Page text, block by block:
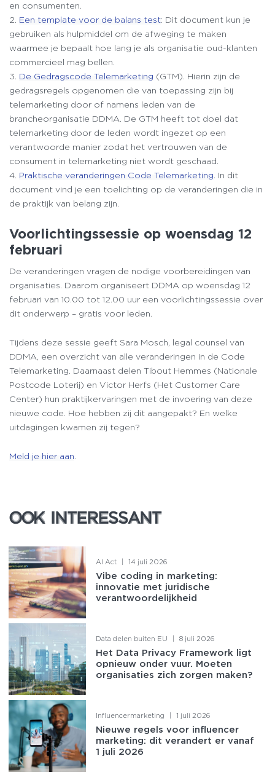
en consumenten.
2. Een template voor de balans test: Dit document kun je
gebruiken als hulpmiddel om de afweging te maken
waarmee je bepaalt hoe lang je als organisatie oud-klanten
commercieel mag bellen.
3. De Gedragscode Telemarketing (GTM). Hierin zijn de
gedragsregels opgenomen die van toepassing zijn bij
telemarketing door of namens leden van de
brancheorganisatie DDMA. De GTM heeft tot doel dat
telemarketing door de leden wordt ingezet op een
verantwoorde manier zodat het vertrouwen van de
consument in telemarketing niet wordt geschaad.
4. Praktische veranderingen Code Telemarketing . In dit
document vind je een toelichting op de veranderingen die in
de praktijk van belang zijn.
Voorlichtingssessie op woensdag 12
februari
De veranderingen vragen de nodige voorbereidingen van
organisaties. Daarom organiseert DDMA op woensdag 12
februari van 10.00 tot 12.00 uur een voorlichtingssessie over
dit onderwerp – gratis voor leden.
Tijdens deze sessie geeft Sara Mosch, legal counsel van
DDMA, een overzicht van alle veranderingen in de Code
Telemarketing. Daarnaast delen Tibout Hemmes (Nationale
Postcode Loterij) en Victor Herfs (Het Customer Care
Center) hun praktijkervaringen met de invoering van deze
nieuwe code. Hoe hebben zij dit aangepakt? En welke
uitdagingen kwamen zij tegen?
Meld je hier aan
OOK INTERESSANT
OOK INTERESSANT
AI Act 14 juli 2026
Vibe coding in marketing:
innovatie met juridische
verantwoordelijkheid
Data delen buiten EU 8 juli 2026
Het Data Privacy Framework ligt
opnieuw onder vuur. Moeten
organisaties zich zorgen maken?
Influencermarketing 1 juli 2026
Nieuwe regels voor influencer
marketing: dit verandert er vanaf
1 juli 2026